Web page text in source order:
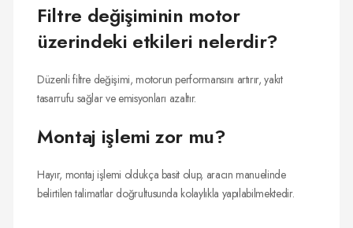
Filtre değişiminin motor
üzerindeki etkileri nelerdir?
Düzenli filtre değişimi, motorun performansını artırır, yakıt
tasarrufu sağlar ve emisyonları azaltır.
Montaj işlemi zor mu?
Hayır, montaj işlemi oldukça basit olup, aracın manuelinde
belirtilen talimatlar doğrultusunda kolaylıkla yapılabilmektedir.